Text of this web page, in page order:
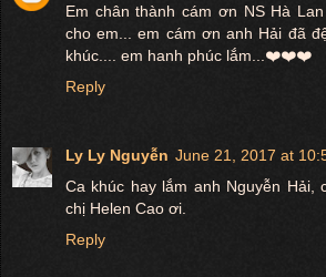
Em chân thành cám ơn NS Hà
cho em... em cám ơn anh Hải đã
khúc.... em hanh phúc lắm...❤️❤️❤️
Reply
Ly Ly Nguyễn June 21, 2017 at
Ca khúc hay lắm anh Nguyễn Hải,
chị Helen Cao ơi.
Reply